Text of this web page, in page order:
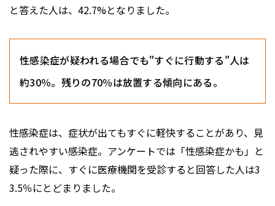
と答えた人は、42.7%となりました。
性感染症が疑われる場合でも"すぐに行動する"人は
約30％。残りの70％は放置する傾向にある。
性感染症は、症状が出てもすぐに軽快することがあり、見
逃されやすい感染症。アンケートでは「性感染症かも」と
疑った際に、すぐに医療機関を受診すると回答した人は3
3.5％にとどまりました。